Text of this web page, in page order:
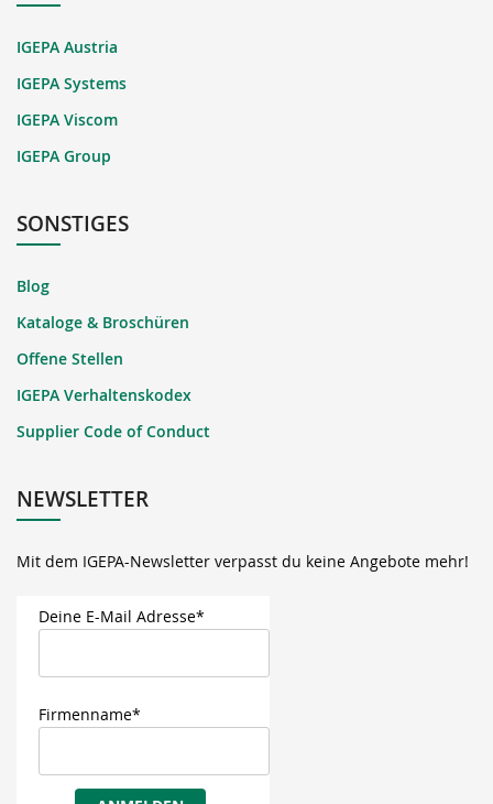
IGEPA Austria
IGEPA Systems
IGEPA Viscom
IGEPA Group
SONSTIGES
Blog
Kataloge & Broschüren
Offene Stellen
IGEPA Verhaltenskodex
Supplier Code of Conduct
NEWSLETTER
Mit dem IGEPA-Newsletter verpasst du keine Angebote mehr!
Deine E-Mail Adresse*
Firmenname*